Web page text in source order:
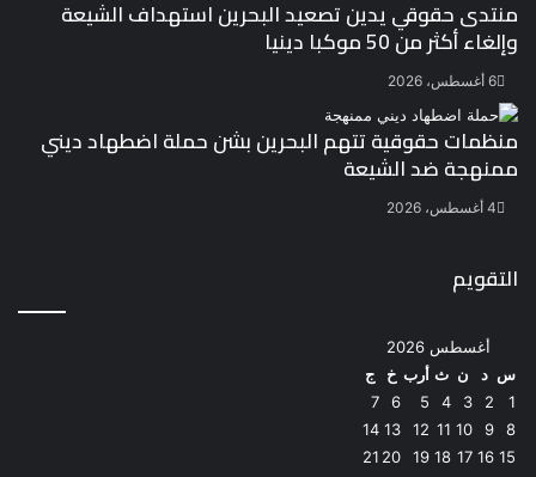
منتدى حقوقي يدين تصعيد البحرين استهداف الشيعة
وإلغاء أكثر من 50 موكبا دينيا
6 أغسطس، 2026
منظمات حقوقية تتهم البحرين بشن حملة اضطهاد ديني
ممنهجة ضد الشيعة
4 أغسطس، 2026
التقويم
أغسطس 2026
س د ن ث أرب خ
ج
1
2
3
4
5
6
7
8
9
10
11
12
13
14
15
16
17
18
19
20
21